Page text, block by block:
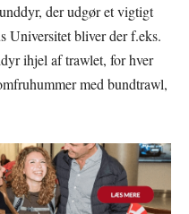
der udgør et vigtigt
Universitet bliver der f.eks.
ihjel af trawlet, for hver
med bundtrawl,